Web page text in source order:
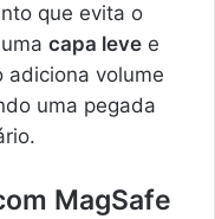
que evita o
capa leve e
adiciona volume
uma pegada
MagSafe